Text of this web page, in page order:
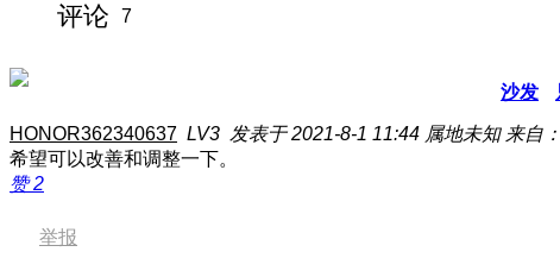
评论 7
沙发
HONOR362340637 LV3 发表于 2021-8-1 11:44 属地未知 来自
希望可以改善和调整一下。
赞2
举报